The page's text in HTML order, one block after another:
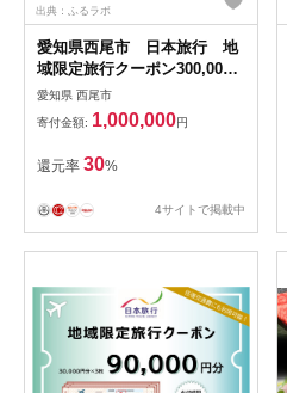
出典：ふるラボ
愛知県西尾市 日本旅行 地
域限定旅行クーポン300,000
円分・N076
愛知県 西尾市
寄付金額: 1,000,000円
還元率 30%
4サイトで掲載中